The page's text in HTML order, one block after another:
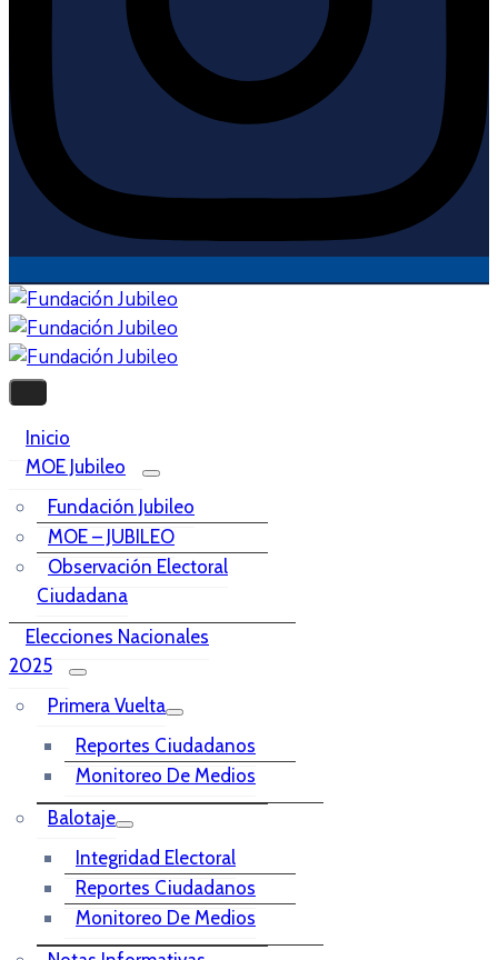
Inicio
MOE Jubileo
Fundación Jubileo
MOE – JUBILEO
Observación Electoral
Ciudadana
Elecciones Nacionales
2025
Primera Vuelta
Reportes Ciudadanos
Monitoreo De Medios
Balotaje
Integridad Electoral
Reportes Ciudadanos
Monitoreo De Medios